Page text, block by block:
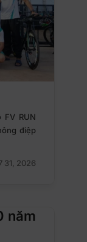
RUN
điệp
31, 2026
năm